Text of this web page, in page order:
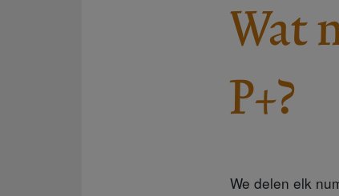
Wat
P+?
We delen elk